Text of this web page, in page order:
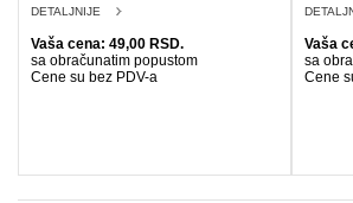
DETALJNIJE
Vaša cena: 49,00 RSD.
sa obračunatim popustom
Cene su bez PDV-a
Vaša
sa
Cene